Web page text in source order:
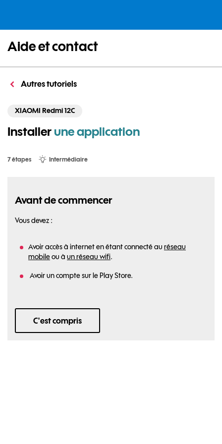
Aide et contact
Autres tutoriels
XIAOMI Redmi 12C
Installerune application
7 étapes Intermédiaire
Avant de commencer
Vous devez :
Avoir accès à internet en étant connecté au réseau
mobileou à un réseau wifi.
Avoir un compte sur le Play Store.
C'est compris